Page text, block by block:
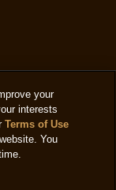
your
interests
Terms of Use
You